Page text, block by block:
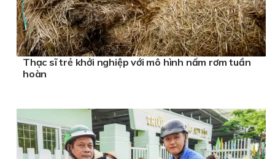
Thạc sĩ trẻ khởi nghiệp với mô hình nấm rơm tuần
hoàn